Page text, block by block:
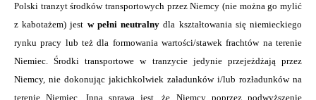
Polski tranzyt środków transportowych przez Niemcy (nie można go mylić
z kabotażem) jest w pełni neutralnydla kształtowania się niemieckiego
rynku pracy lub też dla formowania wartości/stawek frachtów na terenie
Niemiec. Środki transportowe w tranzycie jedynie przejeżdżają przez
Niemcy, nie dokonując jakichkolwiek załadunków i/lub rozładunków na
terenie Niemiec. Inną sprawą jest, że Niemcy poprzez podwyższenie